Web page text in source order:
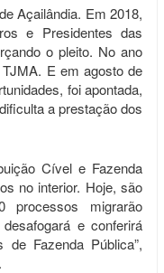
Açailândia. Em 2018,
e Presidentes das
o pleito. No ano
E em agosto de
foi apontada,
a prestação dos
Cível e Fazenda
no interior. Hoje, são
processos migrarão
e conferirá
Fazenda Pública”,